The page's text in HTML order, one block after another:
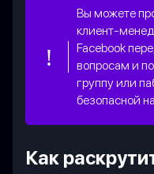
Вы можете
клиент-
Facebook
вопросам и
группу или
безопасной
Как